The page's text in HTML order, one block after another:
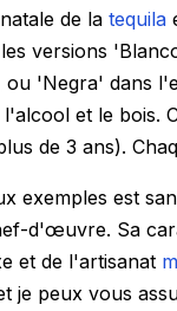
de la tequila
versions
ou 'Negra' dans
et le bois.
de 3 ans).
exemples est
d'œuvre. Sa
et de l'artisanat
je peux vous